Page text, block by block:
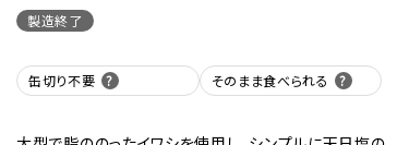
製造終了
缶切り不要 そのまま食べられる